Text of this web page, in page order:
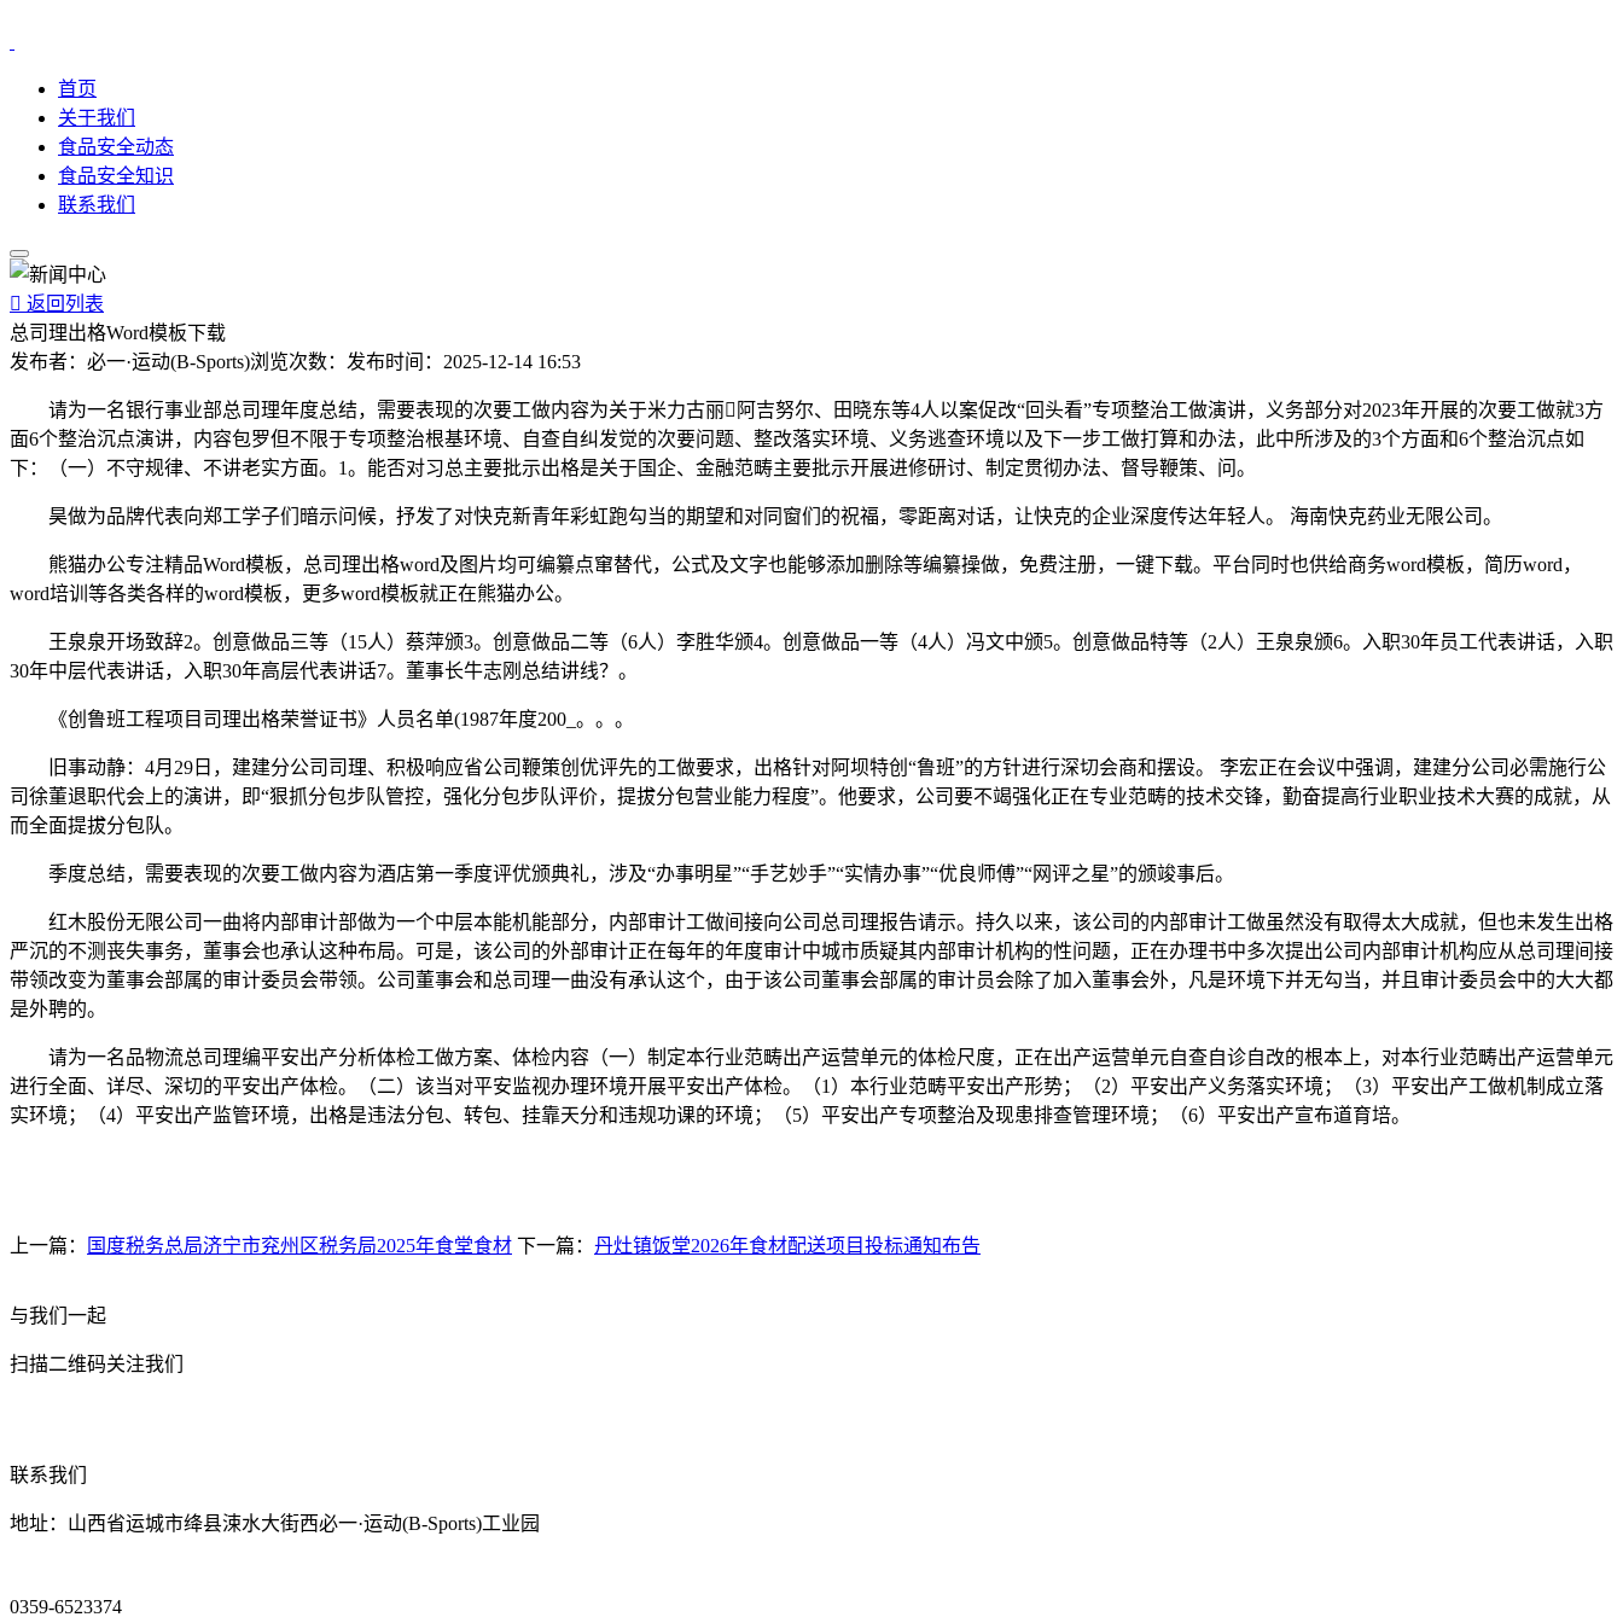
首页
关于我们
食品安全动态
食品安全知识
联系我们
 返回列表
总司理出格Word模板下载
发布者： 必一·运动(B-Sports)浏览次数： 发布时间： 2025-12-14 16:53
请为一名银行事业部总司理年度总结，需要表现的次要工做内容为关于米力古丽阿吉努尔、田晓东等4人以案促改“回头看”专项整治工做演讲，义务部分对2023年开展的次要工做就3方
面6个整治沉点演讲，内容包罗但不限于专项整治根基环境、自查自纠发觉的次要问题、整改落实环境、义务逃查环境以及下一步工做打算和办法，此中所涉及的3个方面和6个整治沉点如
下：（一）不守规律、不讲老实方面。1。能否对习总主要批示出格是关于国企、金融范畴主要批示开展进修研讨、制定贯彻办法、督导鞭策、问。
昊做为品牌代表向郑工学子们暗示问候，抒发了对快克新青年彩虹跑勾当的期望和对同窗们的祝福，零距离对话，让快克的企业深度传达年轻人。 海南快克药业无限公司。
熊猫办公专注精品Word模板，总司理出格word及图片均可编纂点窜替代，公式及文字也能够添加删除等编纂操做，免费注册，一键下载。平台同时也供给商务word模板，简历word，
word培训等各类各样的word模板，更多word模板就正在熊猫办公。
王泉泉开场致辞2。创意做品三等（15人）蔡萍颁3。创意做品二等（6人）李胜华颁4。创意做品一等（4人）冯文中颁5。创意做品特等（2人）王泉泉颁6。入职30年员工代表讲话，入职
30年中层代表讲话，入职30年高层代表讲话7。董事长牛志刚总结讲线？。
《创鲁班工程项目司理出格荣誉证书》人员名单(1987年度200_。。。
旧事动静：4月29日，建建分公司司理、积极响应省公司鞭策创优评先的工做要求，出格针对阿坝特创“鲁班”的方针进行深切会商和摆设。 李宏正在会议中强调，建建分公司必需施行公
司徐董退职代会上的演讲，即“狠抓分包步队管控，强化分包步队评价，提拔分包营业能力程度”。他要求，公司要不竭强化正在专业范畴的技术交锋，勤奋提高行业职业技术大赛的成就，从
而全面提拔分包队。
季度总结，需要表现的次要工做内容为酒店第一季度评优颁典礼，涉及“办事明星”“手艺妙手”“实情办事”“优良师傅”“网评之星”的颁竣事后。
红木股份无限公司一曲将内部审计部做为一个中层本能机能部分，内部审计工做间接向公司总司理报告请示。持久以来，该公司的内部审计工做虽然没有取得太大成就，但也未发生出格
严沉的不测丧失事务，董事会也承认这种布局。可是，该公司的外部审计正在每年的年度审计中城市质疑其内部审计机构的性问题，正在办理书中多次提出公司内部审计机构应从总司理间接
带领改变为董事会部属的审计委员会带领。公司董事会和总司理一曲没有承认这个，由于该公司董事会部属的审计员会除了加入董事会外，凡是环境下并无勾当，并且审计委员会中的大大都
是外聘的。
请为一名品物流总司理编平安出产分析体检工做方案、体检内容（一）制定本行业范畴出产运营单元的体检尺度，正在出产运营单元自查自诊自改的根本上，对本行业范畴出产运营单元
进行全面、详尽、深切的平安出产体检。（二）该当对平安监视办理环境开展平安出产体检。（1）本行业范畴平安出产形势；（2）平安出产义务落实环境；（3）平安出产工做机制成立落
实环境；（4）平安出产监管环境，出格是违法分包、转包、挂靠天分和违规功课的环境；（5）平安出产专项整治及现患排查管理环境；（6）平安出产宣布道育培。
上一篇： 国度税务总局济宁市兖州区税务局2025年食堂食材 下一篇： 丹灶镇饭堂2026年食材配送项目投标通知布告
与我们一起
扫描二维码关注我们
联系我们
地址：山西省运城市绛县涑水大街西必一·运动(B-Sports)工业园
0359-6523374